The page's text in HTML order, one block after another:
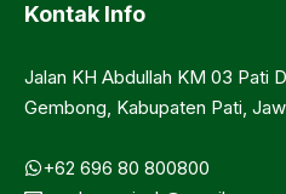
Kontak Info
Jalan KH Abdullah KM 03 Pati
Gembong, Kabupaten Pati,
+62 696 80 800800